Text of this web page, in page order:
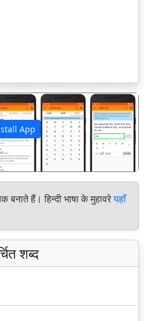
App
अगला
बनाते हैं। हिन्दी भाषा के मुहावरेयहाँ
शब्द